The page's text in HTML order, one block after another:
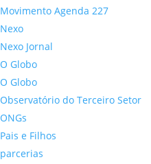
Movimento Agenda 227
Nexo
Nexo Jornal
O Globo
O Globo
Observatório do Terceiro Setor
ONGs
Pais e Filhos
parcerias